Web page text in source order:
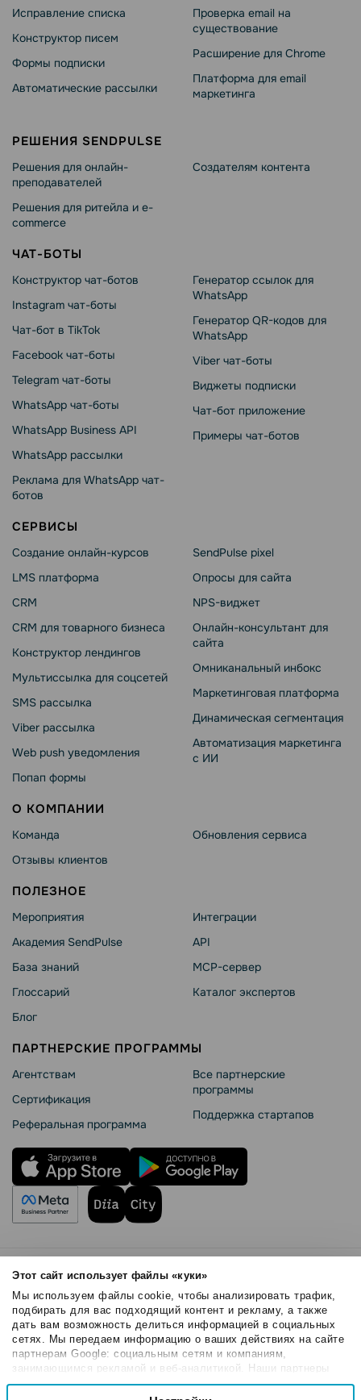
Этот сайт использует файлы «куки»
Мы используем файлы cookie, чтобы анализировать трафик,
подбирать для вас подходящий контент и рекламу, а также
дать вам возможность делиться информацией в социальных
сетях. Мы передаем информацию о ваших действиях на сайте
партнерам Google: социальным сетям и компаниям,
занимающимся рекламой и веб-аналитикой. Наши партнеры
могут комбинировать эти сведения с предоставленной вами
информацией, а также данными, которые они получили при
Выбор
Исправление списка
Конструктор писем
Формы подписки
Автоматические рассылки
Проверка email на
существование
Расширение для Chrome
Платформа для email
маркетинга
РЕШЕНИЯ SENDPULSE
Решения для онлайн-
преподавателей
Решения для ритейла и e-
commerce
Создателям контента
ЧАТ-БОТЫ
Конструктор чат-ботов
Instagram чат-боты
Чат-бот в TikTok
Facebook чат-боты
Telegram чат-боты
WhatsApp чат-боты
WhatsApp Business API
WhatsApp рассылки
Реклама для WhatsApp чат-
ботов
Генератор ссылок для
WhatsApp
Генератор QR-кодов для
WhatsApp
Viber чат-боты
Виджеты подписки
Чат-бот приложение
Примеры чат-ботов
СЕРВИСЫ
Создание онлайн-курсов
LMS платформа
CRM
CRM для товарного бизнеса
Конструктор лендингов
Мультиссылка для соцсетей
SMS рассылка
Viber рассылка
Web push уведомления
Попап формы
SendPulse pixel
Опросы для сайта
NPS-виджет
Онлайн-консультант для
сайта
Омниканальный инбокс
Маркетинговая платформа
Динамическая сегментация
Автоматизация маркетинга
с ИИ
О КОМПАНИИ
Команда
Отзывы клиентов
Обновления сервиса
ПОЛЕЗНОЕ
Мероприятия
Академия SendPulse
База знаний
Глоссарий
Блог
Интеграции
API
MCP-сервер
Каталог экспертов
ПАРТНЕРСКИЕ ПРОГРАММЫ
Агентствам
Сертификация
Реферальная программа
Все партнерские
программы
Поддержка стартапов
Правила использования
Безопасность SendPulse
Политика конфиденциальности
Политика Cookies
© 2015 - 2026. ООО «СендПульс». Все права защищены.